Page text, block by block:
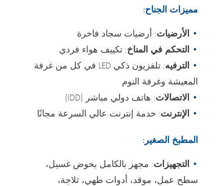
مميزات الجناح:
الأرضيات: أرضيات سجاد فاخرة
التحكم في المناخ: تكييف هواء فردي
الترفيه
: تلفزيون ذكي LED في كل من غرفة
المعيشة وغرفة النوم
الاتصالات: هاتف دولي مباشر (IDD)
الإنترنت: خدمة إنترنت عالي السرعة مجانًا
المطبخ الصغير:
التجهيزات: مجهز بالكامل بحوض غسيل،
سطح عمل، موقد، أدوات طهي، ثلاجة،